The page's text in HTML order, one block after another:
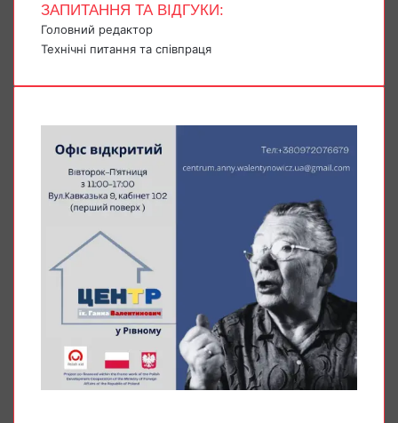
ЗАПИТАННЯ ТА ВІДГУКИ:
Головний редактор
Технічні питання та співпраця